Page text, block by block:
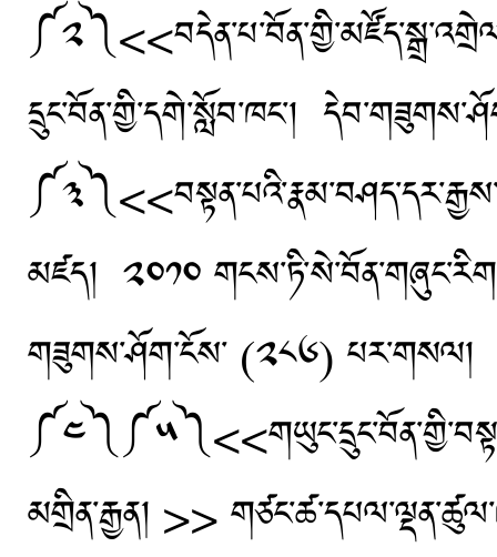
དྲུང་བོན་གྱི་དགེ་སློབ་ཁང་།
མཛད། ༢༠༡༠
གཟུགས་ཤོག་ངོས་ (༢༨༦) པར་གསལ།
མགྲིན་རྒྱན། >>